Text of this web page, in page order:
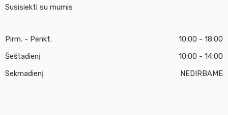
Susisiekti su mumis
Pirm. - Penkt.
10:00 - 18:00
Šeštadienį
10:00 - 14:00
Sekmadienį
NEDIRBAME